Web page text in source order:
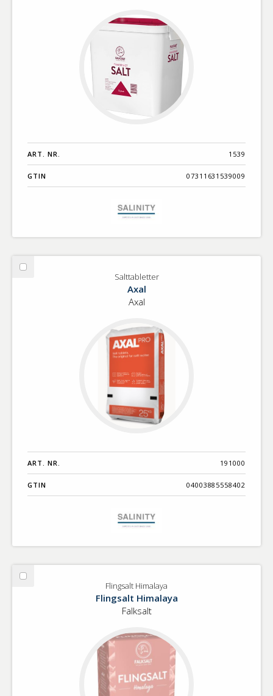
ART. NR. 1539
GTIN 07311631539009
Välj
Salttabletter
Axal
Axal
ART. NR. 191000
GTIN 04003885558402
Välj
Flingsalt Himalaya
Flingsalt Himalaya
Falksalt